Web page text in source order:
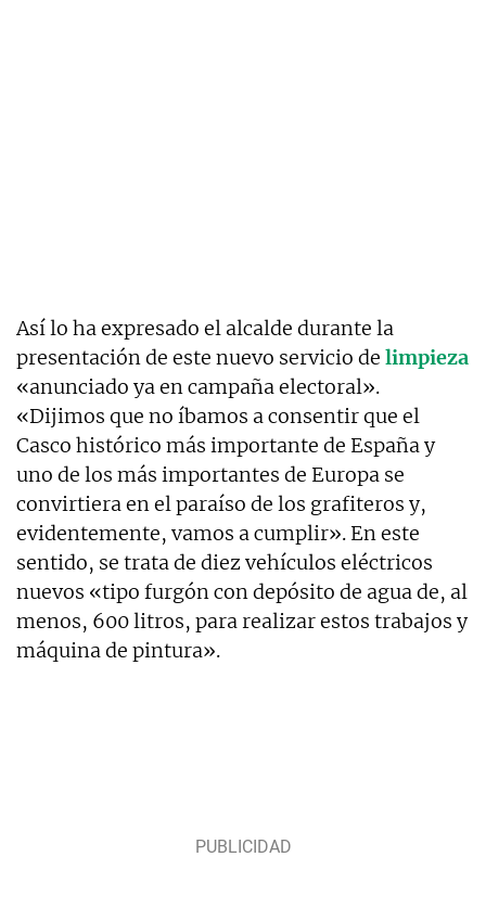
Así lo ha expresado el alcalde durante la
presentación de este nuevo servicio de limpieza
«anunciado ya en campaña electoral».
«Dijimos que no íbamos a consentir que el
Casco histórico más importante de España y
uno de los más importantes de Europa se
convirtiera en el paraíso de los grafiteros y,
evidentemente, vamos a cumplir». En este
sentido, se trata de diez vehículos eléctricos
nuevos «tipo furgón con depósito de agua de, al
menos, 600 litros, para realizar estos trabajos y
máquina de pintura».